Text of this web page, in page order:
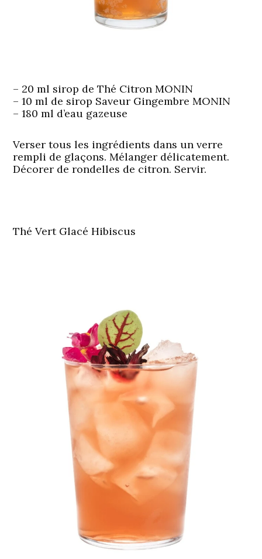
– 20 ml sirop de Thé Citron MONIN
– 10 ml de sirop Saveur Gingembre MONIN
– 180 ml d’eau gazeuse
Verser tous les ingrédients dans un verre
rempli de glaçons. Mélanger délicatement.
Décorer de rondelles de citron. Servir.
Thé Vert Glacé Hibiscus